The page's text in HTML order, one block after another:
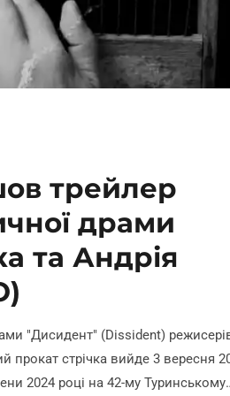
трейлер
драми
та Андрія
"Дисидент" (Dissident)
прокат стрічка вийде 3 вересня
2024 році на 42-му Туринському